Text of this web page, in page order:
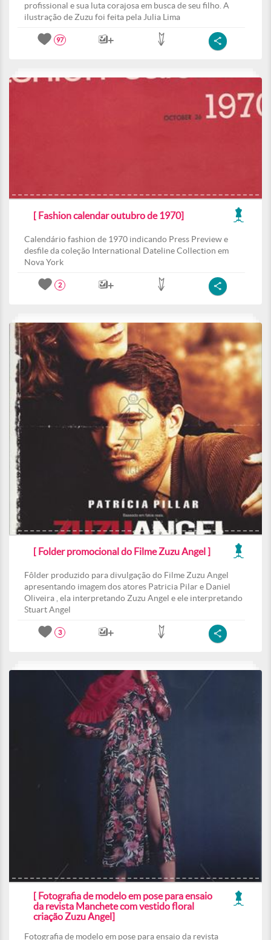
profissional e sua luta corajosa em busca de seu filho. A
ilustração de Zuzu foi feita pela Julia Lima
97
[ Fashion calendar outubro de 1970]
Calendário fashion de 1970 indicando Press Preview e
desfile da coleção International Dateline Collection em
Nova York
2
[ Folder promocional do Filme Zuzu Angel ]
Fôlder produzido para divulgação do Filme Zuzu Angel
apresentando imagem dos atores Patricia Pilar e Daniel
Oliveira , ela interpretando Zuzu Angel e ele interpretando
Stuart Angel
3
[ Fotografia de modelo em pose para ensaio
da revista Manchete com vestido floral
criação Zuzu Angel]
Fotografia de modelo em pose para ensaio da revista